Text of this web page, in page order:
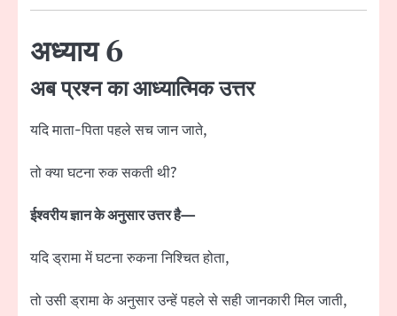
अध्याय 6
अब प्रश्न का आध्यात्मिक उत्तर
यदि माता-पिता पहले सच जान जाते,
तो क्या घटना रुक सकती थी?
ईश्वरीय ज्ञान के अनुसार उत्तर है—
यदि ड्रामा में घटना रुकना निश्चित होता,
तो उसी ड्रामा के अनुसार उन्हें पहले से सही जानकारी मिल जाती,